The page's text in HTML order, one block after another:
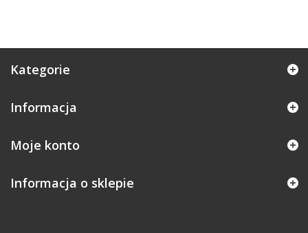
Kategorie
Informacja
Moje konto
Informacja o sklepie